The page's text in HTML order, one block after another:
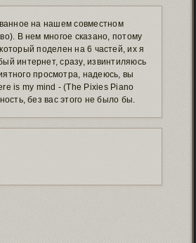
на нашем совместном
В нем многое сказано, потому
поделен на 6 частей, их я
интернет, сразу, извинтиляюсь
просмотра, надеюсь, вы
is my mind - (The Pixies Piano
без вас этого не было бы.